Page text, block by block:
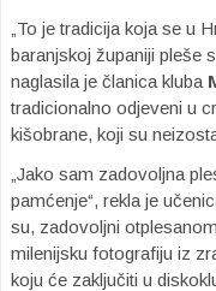
„To je tradicija koja se u
baranjskoj županiji pleše
naglasila je članica kluba
tradicionalno odjeveni u
kišobrane, koji su
„Jako sam zadovoljna
pamćenje“, rekla je
su, zadovoljni
milenijsku fotografiju iz
koju će zaključiti u